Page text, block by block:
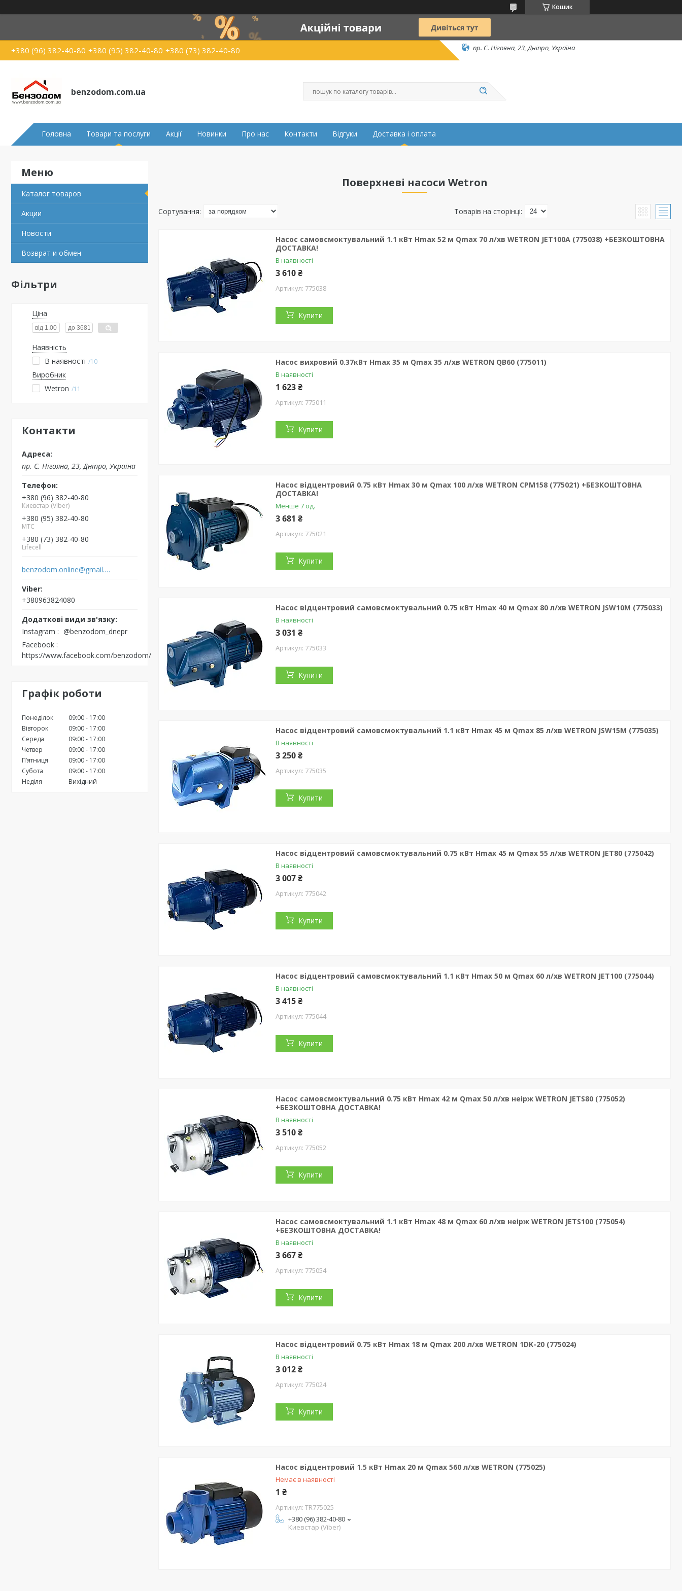
Кошик
+380 (96) 382-40-80 +380 (95) 382-40-80 +380 (73) 382-40-80 пр. С. Нігояна, 23, Дніпро, Україна
benzodom.com.ua
Головна Товари та послуги Акції Новинки Про нас Контакти Відгуки Доставка і оплата
Каталог товаров
Акции
Новости
Возврат и обмен
Фільтри
Ціна
Наявність
В наявності
10
Виробник
Wetron
11
Контакти
пр. С. Нігояна, 23, Дніпро, Україна
+380 (96) 382-40-80
Киевстар (Viber)
+380 (95) 382-40-80
MTC
+380 (73) 382-40-80
Lifecell
benzodom.online@gmail.com
+380963824080
Instagram
@benzodom_dnepr
Facebook
https://www.facebook.com/benzodom/
Графік роботи
Понеділок 09:00
17:00
Вівторок
09:00
17:00
Середа
09:00
17:00
Четвер
09:00
17:00
Пʼятниця
09:00
17:00
Субота
09:00
17:00
Неділя
Вихідний
Поверхневі насоси Wetron
Насос самовсмоктувальний 1.1 кВт Hmax 52 м Qmax 70 л/хв WETRON JET100A (775038) +БЕЗКОШТОВНА
ДОСТАВКА!
В наявності
3 610 ₴
775038
Купити
Насос вихровий 0.37кВт Hmax 35 м Qmax 35 л/хв WETRON QB60 (775011)
В наявності
1 623 ₴
775011
Купити
Насос відцентровий 0.75 кВт Hmax 30 м Qmax 100 л/хв WETRON CPM158 (775021) +БЕЗКОШТОВНА
ДОСТАВКА!
Менше 7 од.
3 681 ₴
775021
Купити
Насос відцентровий самовсмоктувальний 0.75 кВт Hmax 40 м Qmax 80 л/хв WETRON JSW10M (775033)
В наявності
3 031 ₴
775033
Купити
Насос відцентровий самовсмоктувальний 1.1 кВт Hmax 45 м Qmax 85 л/хв WETRON JSW15M (775035)
В наявності
3 250 ₴
775035
Купити
Насос відцентровий самовсмоктувальний 0.75 кВт Hmax 45 м Qmax 55 л/хв WETRON JET80 (775042)
В наявності
3 007 ₴
775042
Купити
Насос відцентровий самовсмоктувальний 1.1 кВт Hmax 50 м Qmax 60 л/хв WETRON JET100 (775044)
В наявності
3 415 ₴
775044
Купити
Насос самовсмоктувальний 0.75 кВт Hmax 42 м Qmax 50 л/хв неірж WETRON JETS80 (775052)
+БЕЗКОШТОВНА ДОСТАВКА!
В наявності
3 510 ₴
775052
Купити
Насос самовсмоктувальний 1.1 кВт Hmax 48 м Qmax 60 л/хв неірж WETRON JETS100 (775054)
+БЕЗКОШТОВНА ДОСТАВКА!
В наявності
3 667 ₴
775054
Купити
Насос відцентровий 0.75 кВт Hmax 18 м Qmax 200 л/хв WETRON 1DK-20 (775024)
В наявності
3 012 ₴
775024
Купити
Насос відцентровий 1.5 кВт Hmax 20 м Qmax 560 л/хв WETRON (775025)
Немає в наявності
1 ₴
TR775025
+380 (96) 382-40-80
Киевстар (Viber)